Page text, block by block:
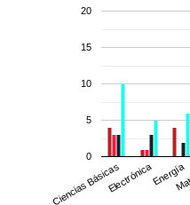
Ciencias BásicasElectrónicaEnergía
0
5
10
15
20